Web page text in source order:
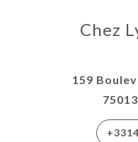
Chez
159